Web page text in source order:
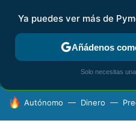
FISCALIDAD Y CONTABILIDAD
HOY SE HABLA DE
Autónomo Dinero
Ya puedes ver más de
Añádenos
Solo necesitas